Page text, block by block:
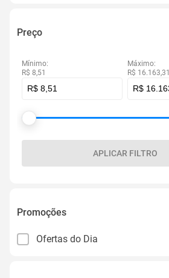
Preço
Mínimo:
R$ 8,51
Máximo:
R$ 16.163,31
APLICAR FILTRO
Promoções
Ofertas do Dia